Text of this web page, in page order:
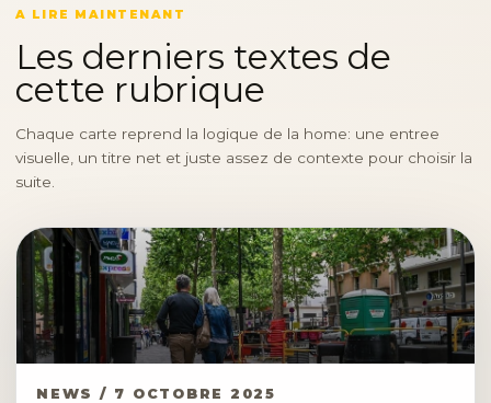
A LIRE MAINTENANT
Les derniers textes de
cette rubrique
Chaque carte reprend la logique de la home: une entree
visuelle, un titre net et juste assez de contexte pour choisir la
suite.
NEWS / 7 OCTOBRE 2025